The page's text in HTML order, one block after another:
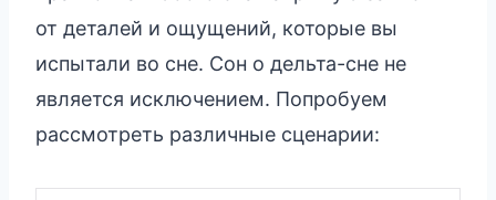
от деталей и ощущений, которые вы
испытали во сне. Сон о дельта-сне не
является исключением. Попробуем
рассмотреть различные сценарии: